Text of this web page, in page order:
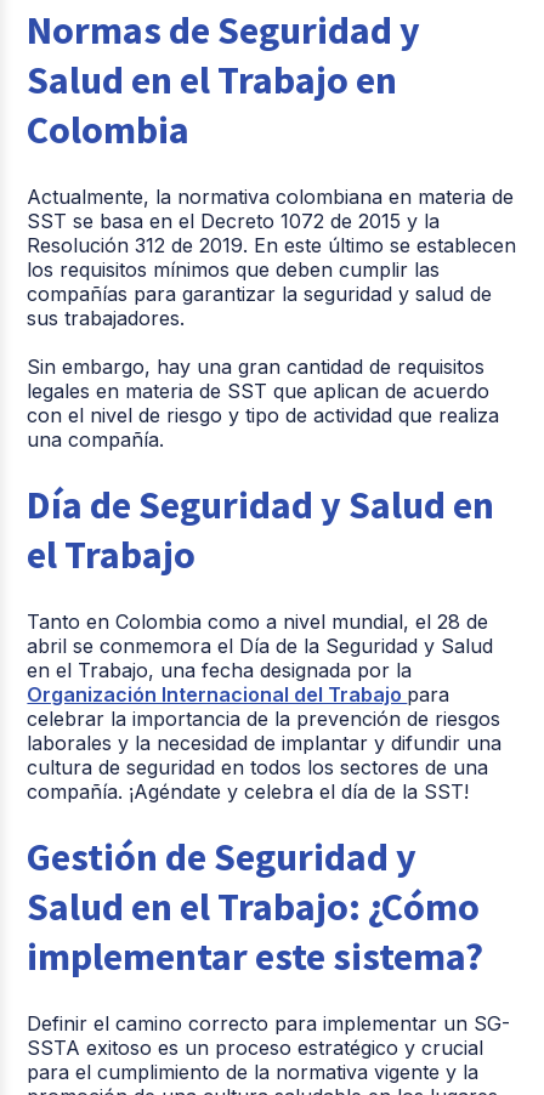
Normas de Seguridad y
Salud en el Trabajo en
Colombia
Actualmente, la normativa colombiana en materia de
SST se basa en el Decreto 1072 de 2015 y la
Resolución 312 de 2019. En este último se establecen
los requisitos mínimos que deben cumplir las
compañías para garantizar la seguridad y salud de
sus trabajadores.
Sin embargo, hay una gran cantidad de requisitos
legales en materia de SST que aplican de acuerdo
con el nivel de riesgo y tipo de actividad que realiza
una compañía.
Día de Seguridad y Salud en
el Trabajo
Tanto en Colombia como a nivel mundial, el 28 de
abril se conmemora el Día de la Seguridad y Salud
en el Trabajo, una fecha designada por la
Organización Internacional del Trabajo para
celebrar la importancia de la prevención de riesgos
laborales y la necesidad de implantar y difundir una
cultura de seguridad en todos los sectores de una
compañía. ¡Agéndate y celebra el día de la SST!
Gestión de Seguridad y
Salud en el Trabajo: ¿Cómo
implementar este sistema?
Definir el camino correcto para implementar un SG-
SSTA exitoso es un proceso estratégico y crucial
para el cumplimiento de la normativa vigente y la